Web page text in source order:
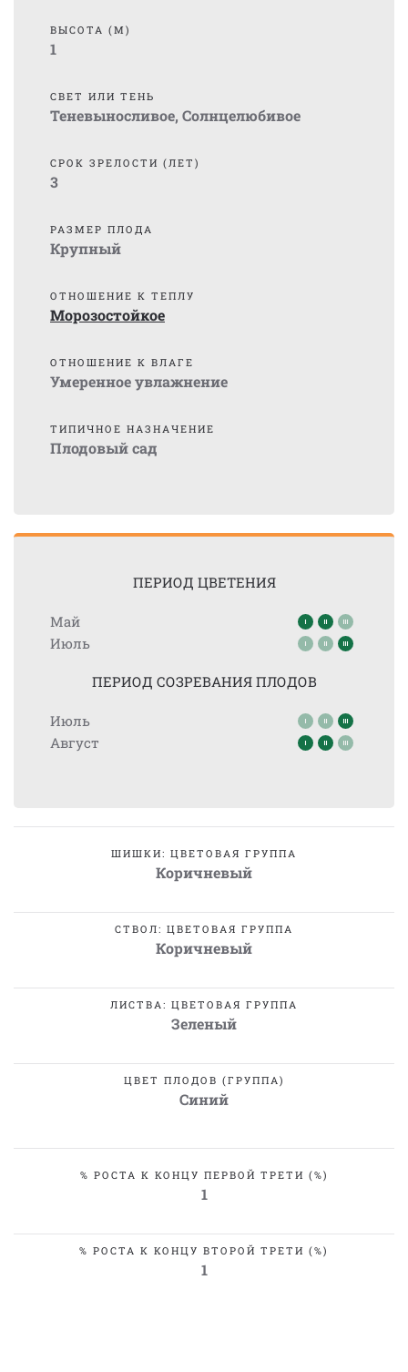
ВЫСОТА (М)
1
СВЕТ ИЛИ ТЕНЬ
Теневыносливое, Солнцелюбивое
СРОК ЗРЕЛОСТИ (ЛЕТ)
3
РАЗМЕР ПЛОДА
Крупный
ОТНОШЕНИЕ К ТЕПЛУ
Морозостойкое
ОТНОШЕНИЕ К ВЛАГЕ
Умеренное увлажнение
ТИПИЧНОЕ НАЗНАЧЕНИЕ
Плодовый сад
ПЕРИОД ЦВЕТЕНИЯ
Май
Июль
ПЕРИОД СОЗРЕВАНИЯ ПЛОДОВ
Июль
Август
ШИШКИ: ЦВЕТОВАЯ ГРУППА
Коричневый
СТВОЛ: ЦВЕТОВАЯ ГРУППА
Коричневый
ЛИСТВА: ЦВЕТОВАЯ ГРУППА
Зеленый
ЦВЕТ ПЛОДОВ (ГРУППА)
Синий
% РОСТА К КОНЦУ ПЕРВОЙ ТРЕТИ (%)
1
% РОСТА К КОНЦУ ВТОРОЙ ТРЕТИ (%)
1